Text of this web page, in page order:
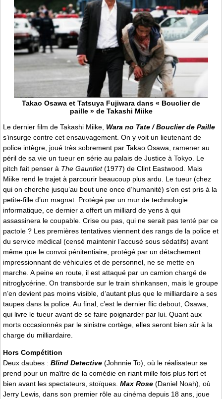
Takao Osawa et Tatsuya Fujiwara dans « Bouclier de
paille » de Takashi Miike
Le dernier film de Takashi Miike, Wara no Tate / Bouclier de Paille
s’insurge contre cet ensauvagement. On y voit un lieutenant de
police intègre, joué très sobrement par Takao Osawa, ramener au
péril de sa vie un tueur en série au palais de Justice à Tokyo. Le
pitch fait penser à The Gauntlet(1977) de Clint Eastwood. Mais
Miike rend le trajet à parcourir beaucoup plus ardu. Le tueur (chez
qui on cherche jusqu’au bout une once d’humanité) s’en est pris à la
petite-fille d’un magnat. Protégé par un mur de technologie
informatique, ce dernier a offert un milliard de yens à qui
assassinera le coupable. Crise ou pas, qui ne serait pas tenté par ce
pactole ? Les premières tentatives viennent des rangs de la police et
du service médical (censé maintenir l’accusé sous sédatifs) avant
même que le convoi pénitentiaire, protégé par un détachement
impressionnant de véhicules et de personnel, ne se mette en
marche. A peine en route, il est attaqué par un camion chargé de
nitroglycérine. On transborde sur le train shinkansen, mais le groupe
n’en devient pas moins visible, d’autant plus que le milliardaire a ses
taupes dans la police. Au final, c’est le dernier flic debout, Osawa,
qui livre le tueur avant de se faire poignarder par lui. Quant aux
morts occasionnés par le sinistre cortège, elles seront bien sûr à la
charge du milliardaire.
Hors Compétition
Deux daubes : Blind Detective (Johnnie To), où le réalisateur se
prend pour un maître de la comédie en riant mille fois plus fort et
bien avant les spectateurs, stoïques. Max Rose (Daniel Noah), où
Jerry Lewis, dans son premier rôle au cinéma depuis 18 ans, joue